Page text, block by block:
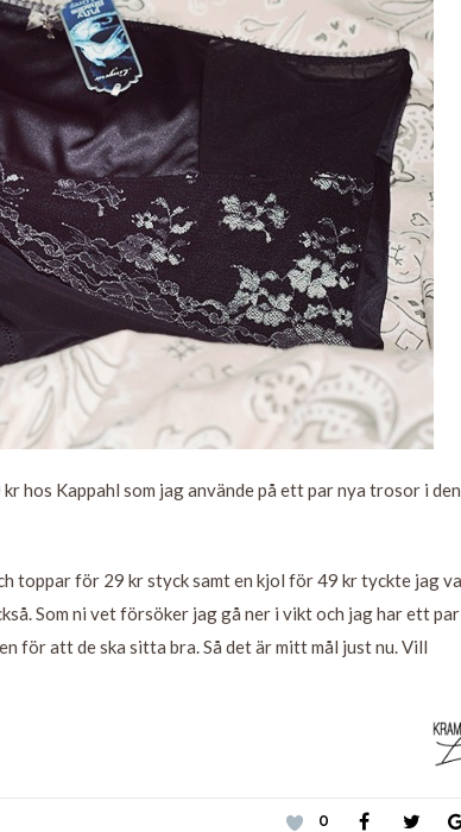
hos Kappahl som jag använde på ett par nya trosor i
toppar för 29 kr styck samt en kjol för 49 kr tyckte jag
Som ni vet försöker jag gå ner i vikt och jag har ett par
för att de ska sitta bra. Så det är mitt mål just nu. Vill
0